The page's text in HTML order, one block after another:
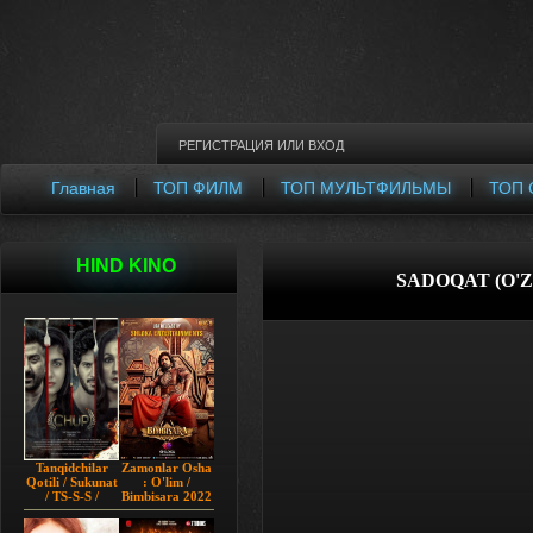
РЕГИСТРАЦИЯ ИЛИ ВХОД
ТОП
ТОП МУЛЬТФИЛЬМЫ
ТОП ФИЛМ
Главная
HIND KINO
Tanqidchilar
Qotili / Sukunat
/ TS-S-S /
Jimjitlik
Ortidagi Sir /
Zamonlar Osha
: O'lim /
Bimbisara 2022
Hind kino
Uzbek tilida
SADOQAT